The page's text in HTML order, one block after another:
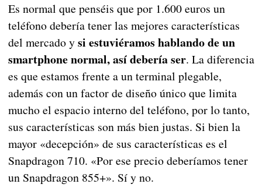
Es normal que penséis que por 1.600 euros un
teléfono debería tener las mejores características
del mercado ysi estuviéramos hablando de un
smartphone normal, así debería ser. La diferencia
es que estamos frente a un terminal plegable,
además con un factor de diseño único que limita
mucho el espacio interno del teléfono, por lo tanto,
sus características son más bien justas. Si bien la
mayor «decepción» de sus características es el
Snapdragon 710. «Por ese precio deberíamos tener
un Snapdragon 855+». Sí y no.